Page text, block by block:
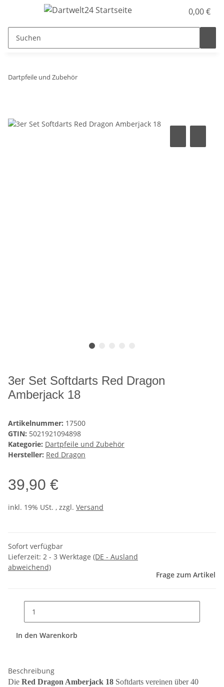
0,00 €
Dartpfeile und Zubehör
3er Set Softdarts Red Dragon
Amberjack 18
Artikelnummer: 17500
GTIN: 5021921094898
Kategorie: Dartpfeile und Zubehör
Hersteller: Red Dragon
39,90 €
inkl. 19% USt. , zzgl. Versand
Sofort verfügbar
Lieferzeit: 2 - 3 Werktage (DE - Ausland
abweichend)
Frage zum Artikel
In den Warenkorb
Beschreibung
Die Red Dragon Amberjack 18 Softdarts vereinen über 40